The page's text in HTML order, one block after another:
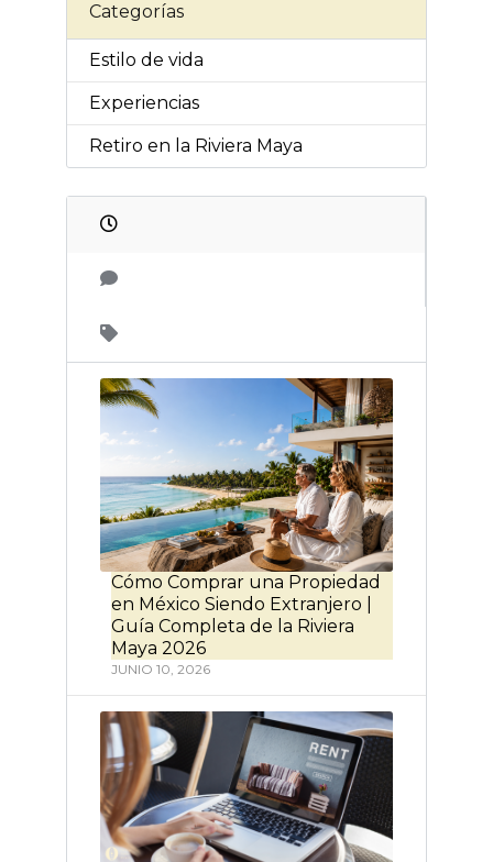
Categorías
Estilo de vida
Experiencias
Retiro en la Riviera Maya
Cómo Comprar una Propiedad
en México Siendo Extranjero |
Guía Completa de la Riviera
Maya 2026
JUNIO 10, 2026